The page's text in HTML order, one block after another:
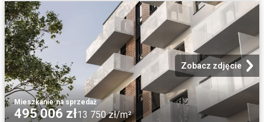
Zobacz zdjęcie
Mieszkanie·na sprzedaż
495 006 zł13 750 zł/m²